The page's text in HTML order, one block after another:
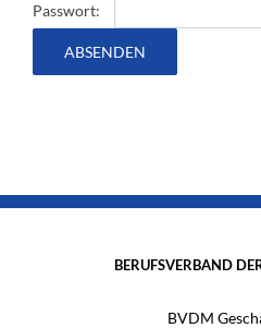
Passwort:
BERUFSVERBAND
BVDM